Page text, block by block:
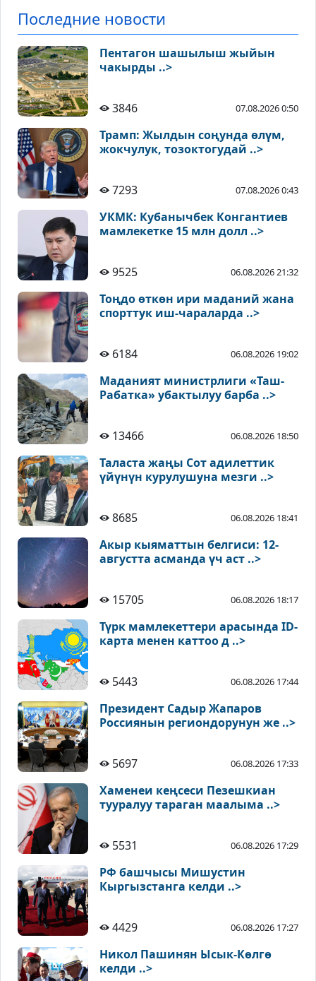
Последние новости
Пентагон шашылыш жыйын
чакырды ..>
3846 07.08.2026 0:50
Трамп: Жылдын соңунда өлүм,
жокчулук, тозоктогудай ..>
7293 07.08.2026 0:43
УКМК: Кубанычбек Конгантиев
мамлекетке 15 млн долл ..>
9525 06.08.2026 21:32
Тоңдо өткөн ири маданий жана
спорттук иш-чараларда ..>
6184 06.08.2026 19:02
Маданият министрлиги «Таш-
Рабатка» убактылуу барба ..>
13466 06.08.2026 18:50
Таласта жаңы Сот адилеттик
үйүнүн курулушуна мезги ..>
8685 06.08.2026 18:41
Акыр кыяматтын белгиси: 12-
августта асманда үч аст ..>
15705 06.08.2026 18:17
Түрк мамлекеттери арасында ID-
карта менен каттоо д ..>
5443 06.08.2026 17:44
Президент Садыр Жапаров
Россиянын региондорунун же ..>
5697 06.08.2026 17:33
Хаменеи кеңсеси Пезешкиан
тууралуу тараган маалыма ..>
5531 06.08.2026 17:29
РФ башчысы Мишустин
Кыргызстанга келди ..>
4429 06.08.2026 17:27
Никол Пашинян Ысык-Көлгө
келди ..>